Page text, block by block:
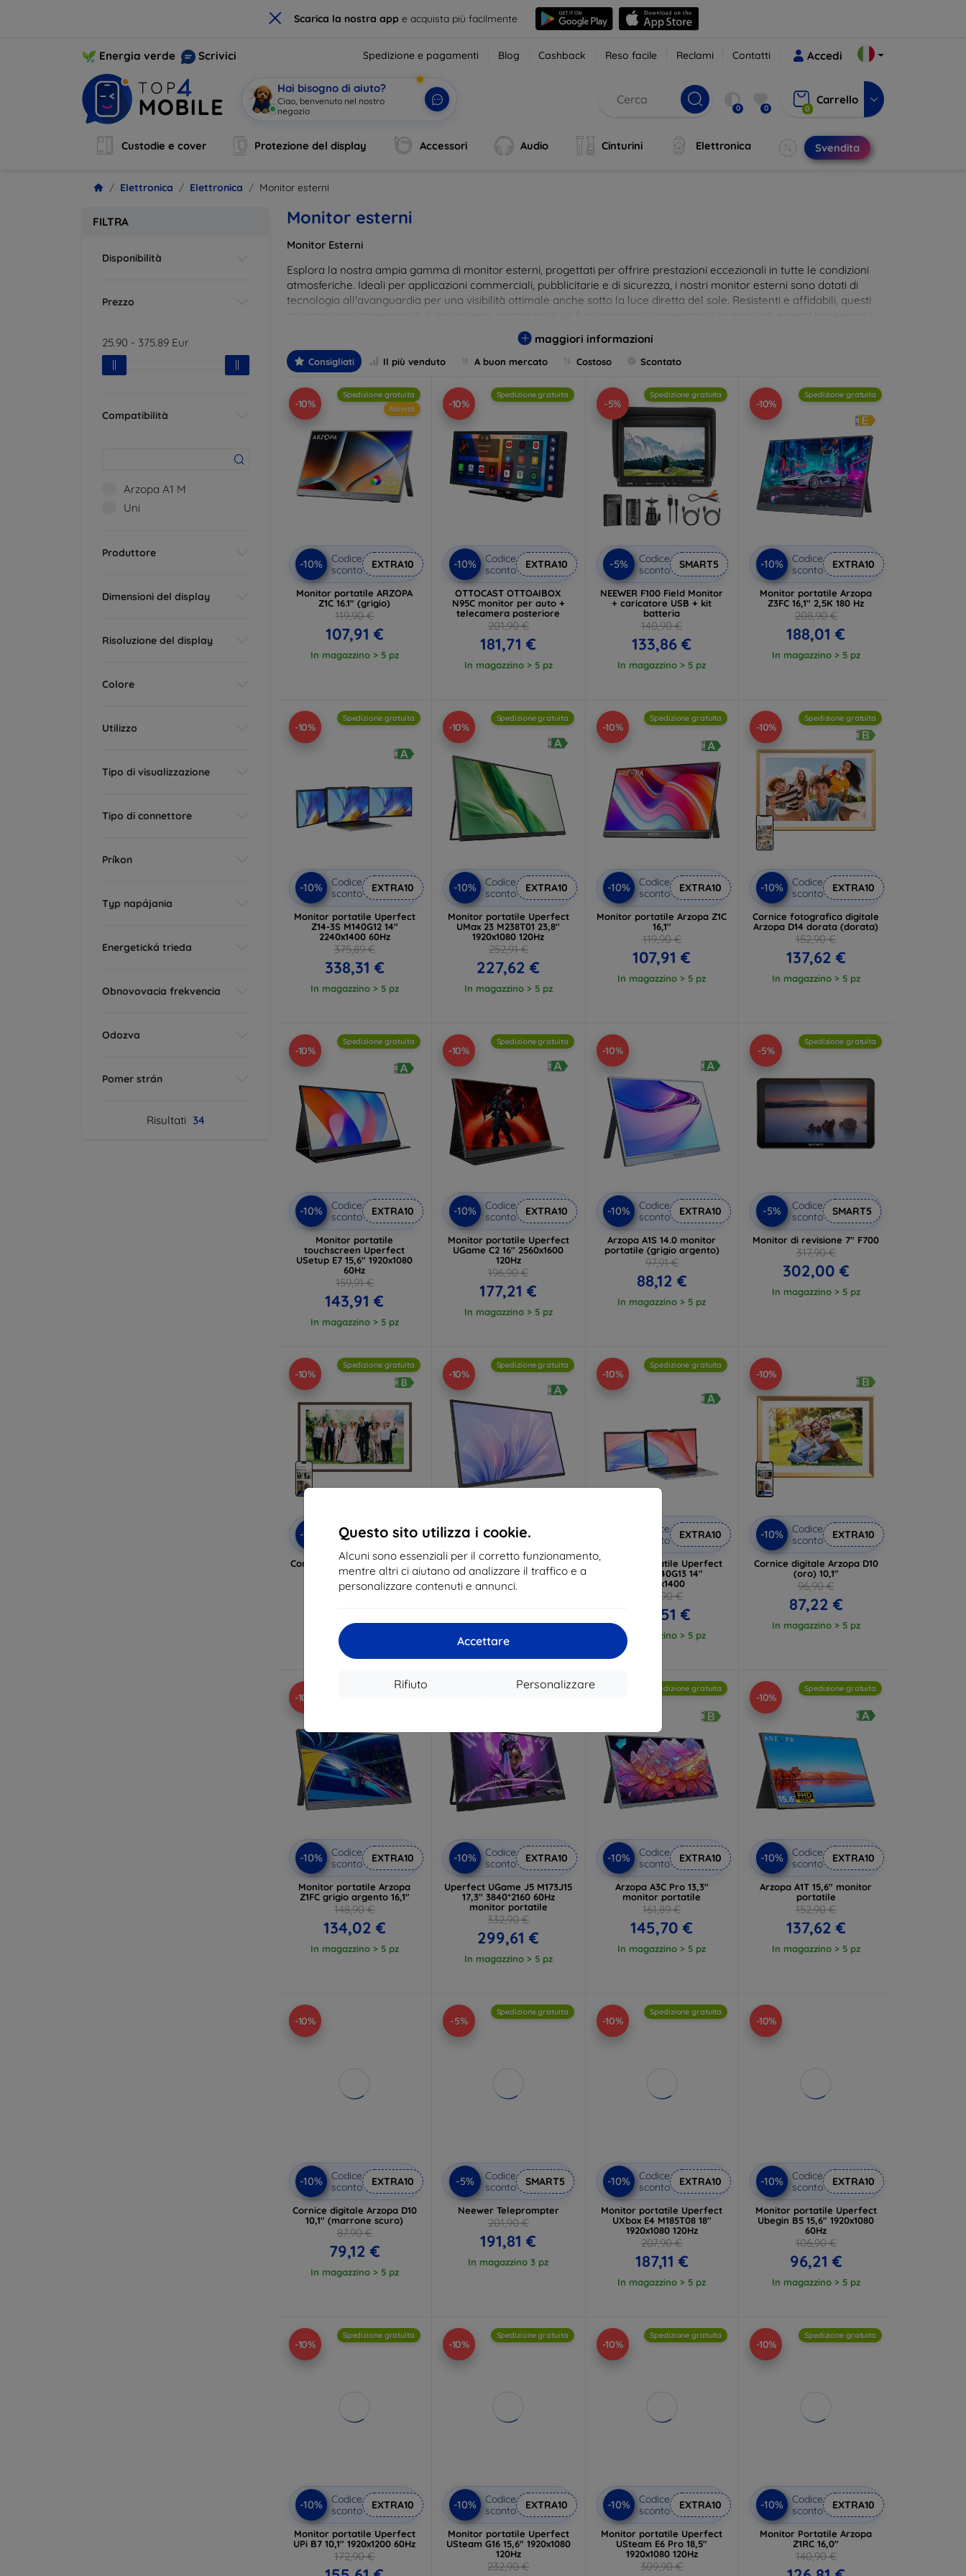
× Scarica la nostra appe acquista più facilmente
Questo sito utilizza i cookie.
Alcuni sono essenziali per il corretto funzionamento,
mentre altri ci aiutano ad analizzare il traffico e a
personalizzare contenuti e annunci.
Accettare
Personalizzare
Rifiuto
Energia verde Scrivici Spedizione e pagamenti Blog Cashback Reso facile Reclami Contatti Accedi
Hai bisogno di aiuto?
Sono Mo | 0 0 0
Carrello
Custodie e cover Protezione del display Accessori Audio Cinturini Elettronica Svendita
Elettronica Elettronica Monitor esterni
FILTRA
Disponibilità
Prezzo
25.90 - 375.89 Eur
Compatibilità
Arzopa A1 M
Uni
Produttore
Dimensioni del display
Risoluzione del display
Colore
Utilizzo
Tipo di visualizzazione
Tipo di connettore
Príkon
Typ napájania
Energetická trieda
Obnovovacia frekvencia
Odozva
Pomer strán
Risultati 34
Monitor esterni
Monitor Esterni
Esplora la nostra ampia gamma di monitor esterni, progettati per offrire prestazioni eccezionali in tutte le condizioni
atmosferiche. Ideali per applicazioni commerciali, pubblicitarie e di sicurezza, i nostri monitor esterni sono dotati di
tecnologia all'avanguardia per una visibilità ottimale anche sotto la luce diretta del sole. Resistenti e affidabili, questi
monitor sono impermeabili e antipolvere, garantendo un funzionamento impeccabile in ambienti esterni impegnativi.
Scegli tra vari formati e risoluzioni per trovare la soluzione perfetta che soddisfi le tue esigenze specifiche.
maggiori informazioni
Consigliati Il più venduto A buon mercato Costoso Scontato
-10%
Spedizione gratuita
Novità
-10%
Codice
sconto
EXTRA10
Monitor portatile ARZOPA
Z1C 16.1" (grigio)
119,90 €
107,91 €
In magazzino > 5 pz
-10%
Spedizione gratuita
-10%
Codice
sconto
EXTRA10
OTTOCAST OTTOAIBOX
N95C monitor per auto +
telecamera posteriore
201,90 €
181,71 €
In magazzino > 5 pz
-5%
Spedizione gratuita
-5%
Codice
sconto
SMART5
NEEWER F100 Field Monitor
+ caricatore USB + kit
batteria
140,90 €
133,86 €
In magazzino > 5 pz
-10%
Spedizione gratuita
-10%
Codice
sconto
EXTRA10
Monitor portatile Arzopa
Z3FC 16,1" 2,5K 180 Hz
208,90 €
188,01 €
In magazzino > 5 pz
-10%
Spedizione gratuita
-10%
Codice
sconto
EXTRA10
Monitor portatile Uperfect
Z14-3S M140G12 14''
2240x1400 60Hz
375,89 €
338,31 €
In magazzino > 5 pz
-10%
Spedizione gratuita
-10%
Codice
sconto
EXTRA10
Monitor portatile Uperfect
UMax 23 M238T01 23,8''
1920x1080 120Hz
252,91 €
227,62 €
In magazzino > 5 pz
-10%
Spedizione gratuita
-10%
Codice
sconto
EXTRA10
Monitor portatile Arzopa Z1C
16,1''
119,90 €
107,91 €
In magazzino > 5 pz
-10%
Spedizione gratuita
-10%
Codice
sconto
EXTRA10
Cornice fotografica digitale
Arzopa D14 dorata (dorata)
152,90 €
137,62 €
In magazzino > 5 pz
-10%
Spedizione gratuita
-10%
Codice
sconto
EXTRA10
Monitor portatile
touchscreen Uperfect
USetup E7 15,6" 1920x1080
60Hz
159,91 €
143,91 €
In magazzino > 5 pz
-10%
Spedizione gratuita
-10%
Codice
sconto
EXTRA10
Monitor portatile Uperfect
UGame C2 16" 2560x1600
120Hz
196,90 €
177,21 €
In magazzino > 5 pz
-10%
-10%
Codice
sconto
EXTRA10
Arzopa A1S 14.0 monitor
portatile (grigio argento)
97,91 €
88,12 €
In magazzino > 5 pz
-5%
Spedizione gratuita
-5%
Codice
sconto
SMART5
Monitor di revisione 7" F700
317,90 €
302,00 €
In magazzino > 5 pz
-10%
Spedizione gratuita
-10%
Codice
sconto
EXTRA10
Cornice digitale Arzopa D156
(marrone) 15,6"
149,90 €
In magazzino > 5 pz
-10%
Spedizione gratuita
-10%
Codice
sconto
EXTRA10
Monitor portatile
touchscreen Uperfect
UMax21 21,5'' 1920x1080
120Hz
284,31 €
In magazzino > 5 pz
-10%
Spedizione gratuita
Codice
sconto
EXTRA10
Monitor portatile Uperfect
Z14-S M140G13 14"
2240x1400
203,90 €
183,51 €
In magazzino > 5 pz
-10%
-10%
Codice
sconto
EXTRA10
Cornice digitale Arzopa D10
(oro) 10,1"
96,90 €
87,22 €
In magazzino > 5 pz
-10%
Spedizione gratuita
-10%
Codice
sconto
EXTRA10
Monitor portatile Arzopa
Z1FC grigio argento 16,1"
148,90 €
134,02 €
In magazzino > 5 pz
Spedizione gratuita
-10%
Codice
sconto
EXTRA10
Uperfect UGame J5 M173J15
17,3" 3840*2160 60Hz
monitor portatile
332,90 €
299,61 €
In magazzino > 5 pz
Spedizione gratuita
-10%
Codice
sconto
EXTRA10
Arzopa A3C Pro 13,3"
monitor portatile
161,89 €
145,70 €
In magazzino > 5 pz
-10%
Spedizione gratuita
-10%
Codice
sconto
EXTRA10
Arzopa A1T 15,6" monitor
portatile
152,90 €
137,62 €
In magazzino > 5 pz
-10%
-10%
Codice
sconto
EXTRA10
Cornice digitale Arzopa D10
10,1" (marrone scuro)
87,90 €
79,12 €
In magazzino > 5 pz
-5%
Spedizione gratuita
-5%
Codice
sconto
SMART5
Neewer Teleprompter
201,90 €
191,81 €
In magazzino 3 pz
-10%
Spedizione gratuita
-10%
Codice
sconto
EXTRA10
Monitor portatile Uperfect
UXbox E4 M185T08 18''
1920x1080 120Hz
207,90 €
187,11 €
In magazzino > 5 pz
-10%
-10%
Codice
sconto
EXTRA10
Monitor portatile Uperfect
Ubegin B5 15,6" 1920x1080
60Hz
106,90 €
96,21 €
In magazzino > 5 pz
-10%
Spedizione gratuita
-10%
Codice
sconto
EXTRA10
Monitor portatile Uperfect
UPi B7 10,1" 1920x1200 60Hz
172,90 €
-10%
Spedizione gratuita
-10%
Codice
sconto
EXTRA10
Monitor portatile Uperfect
USteam G16 15,6" 1920x1080
120Hz
232,90 €
-10%
Spedizione gratuita
-10%
Codice
sconto
EXTRA10
Monitor portatile Uperfect
USteam E6 Pro 18,5"
1920x1080 120Hz
309,90 €
-10%
Spedizione gratuita
-10%
Codice
sconto
EXTRA10
Monitor Portatile Arzopa
Z1RC 16,0"
140,90 €